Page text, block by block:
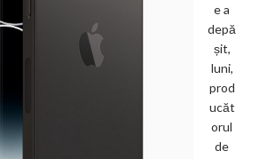
e a
depă
șit,
luni,
prod
ucăt
orul
de